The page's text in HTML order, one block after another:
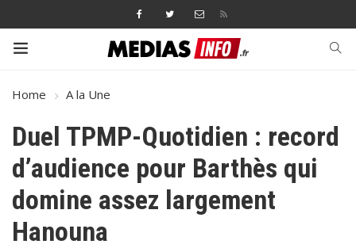
Home A la Une
Duel TPMP-Quotidien : record
d’audience pour Barthès qui
domine assez largement
Hanouna